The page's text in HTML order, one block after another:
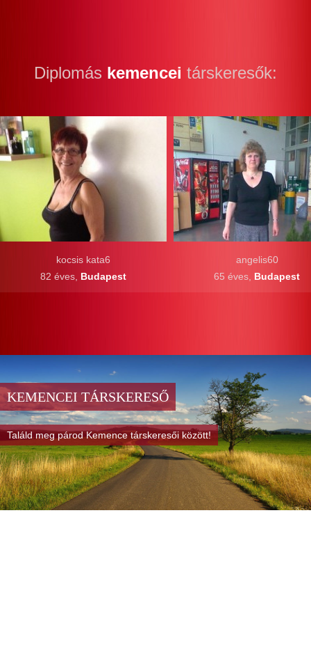
Diplomás kemencei társkeresők:
kocsis kata6
82 éves, Budapest
angelis60
65 éves, Budapest
KEMENCEI TÁRSKERESŐ
Találd meg párod Kemence társkeresői között!